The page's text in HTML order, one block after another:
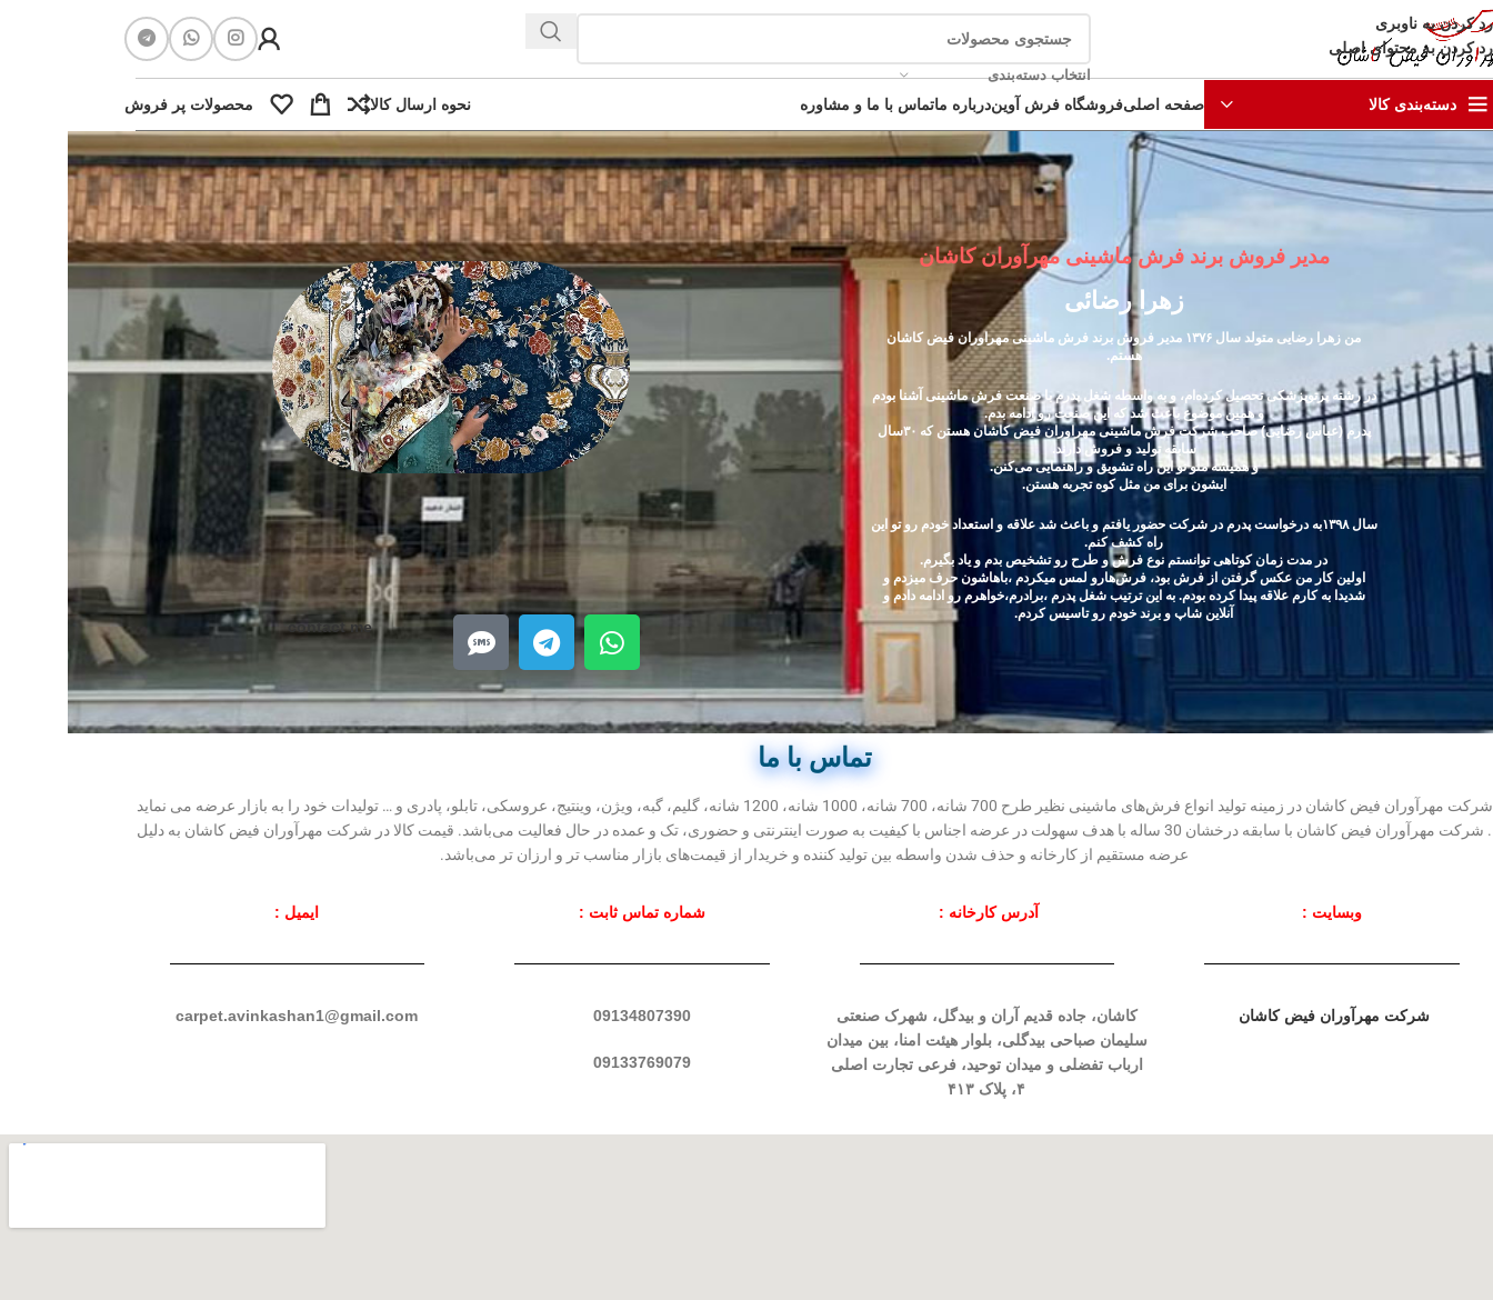
رد کردن به ناوبری
رد کردن به محتوای اصلی
انتخاب دسته‌بندی
دسته‌بندی کالا صفحه اصلیفروشگاه فرش آویندرباره ماتماس با ما و مشاوره نحوه ارسال کالا محصولات پر فروش
مدیر فروش برند فرش ماشینی مهرآوران کاشان
زهرا رضائی
من زهرا رضایی
متولد سال ۱۳۷۶ مدیر فروش برند فرش ماشینی مهراوران فیض کاشان
هستم.
در رشته پرتوپزشکی تحصیل کرده‌ام، و به واسطه شغل پدرم با صنعت فرش ماشینی آشنا بودم
و همین موضوع باعث شد که این صنعت رو ادامه بدم.
پدرم (عباس رضایی) صاحب شرکت فرش ماشینی مهراوران فیض کاشان هستن که ۳۰سال
سابقه تولید و فروش دارند.
و همیشه منو تو این راه تشویق و راهنمایی می‌کنن.
ایشون برای من مثل کوه تجربه هستن.
سال ۱۳۹۸به درخواست پدرم در شرکت حضور یافتم و باعث شد علاقه و استعداد خودم رو تو این
راه کشف کنم.
در مدت زمان کوتاهی توانستم نوع فرش و طرح رو تشخیص بدم و یاد بگیرم.
اولین کار من عکس گرفتن از فرش بود، فرش‌هارو لمس میکردم ،باهاشون حرف میزدم و
شدیدا به کارم علاقه پیدا کرده بودم. به این ترتیب شغل پدرم ،برادرم،خواهرم رو ادامه دادم و
آنلاین شاپ و برند خودم رو تاسیس کردم.
contact me
تماس با ما
شرکت مهرآوران فیض کاشان در زمینه تولید انواع فرش‌های ماشینی نظیر طرح 700 شانه، 700 شانه، 1000 شانه، 1200 شانه، گلیم، گبه، ویژن، وینتیج، عروسکی، تابلو، پادری و … تولیدات خود را به بازار عرضه می نماید
. شرکت مهرآوران فیض کاشان با سابقه درخشان 30 ساله با هدف سهولت در عرضه اجناس با کیفیت به صورت اینترنتی و حضوری، تک و عمده در حال فعالیت می‌باشد. قیمت کالا در شرکت مهرآوران فیض کاشان به دلیل
عرضه مستقیم از کارخانه و حذف شدن واسطه بین تولید کننده و خریدار از قیمت‌های بازار مناسب تر و ارزان تر می‌باشد.
وبسایت :
شرکت مهرآوران فیض کاشان
آدرس کارخانه :
کاشان، جاده قدیم آران و بیدگل، شهرک صنعتی
سلیمان صباحی بیدگلی، بلوار هیئت امنا، بین میدان
ارباب تفضلی و میدان توحید، فرعی تجارت اصلی
۴، پلاک ۴۱۳
شماره تماس ثابت :
09134807390
09133769079
ایمیل :
carpet.avinkashan1@gmail.com